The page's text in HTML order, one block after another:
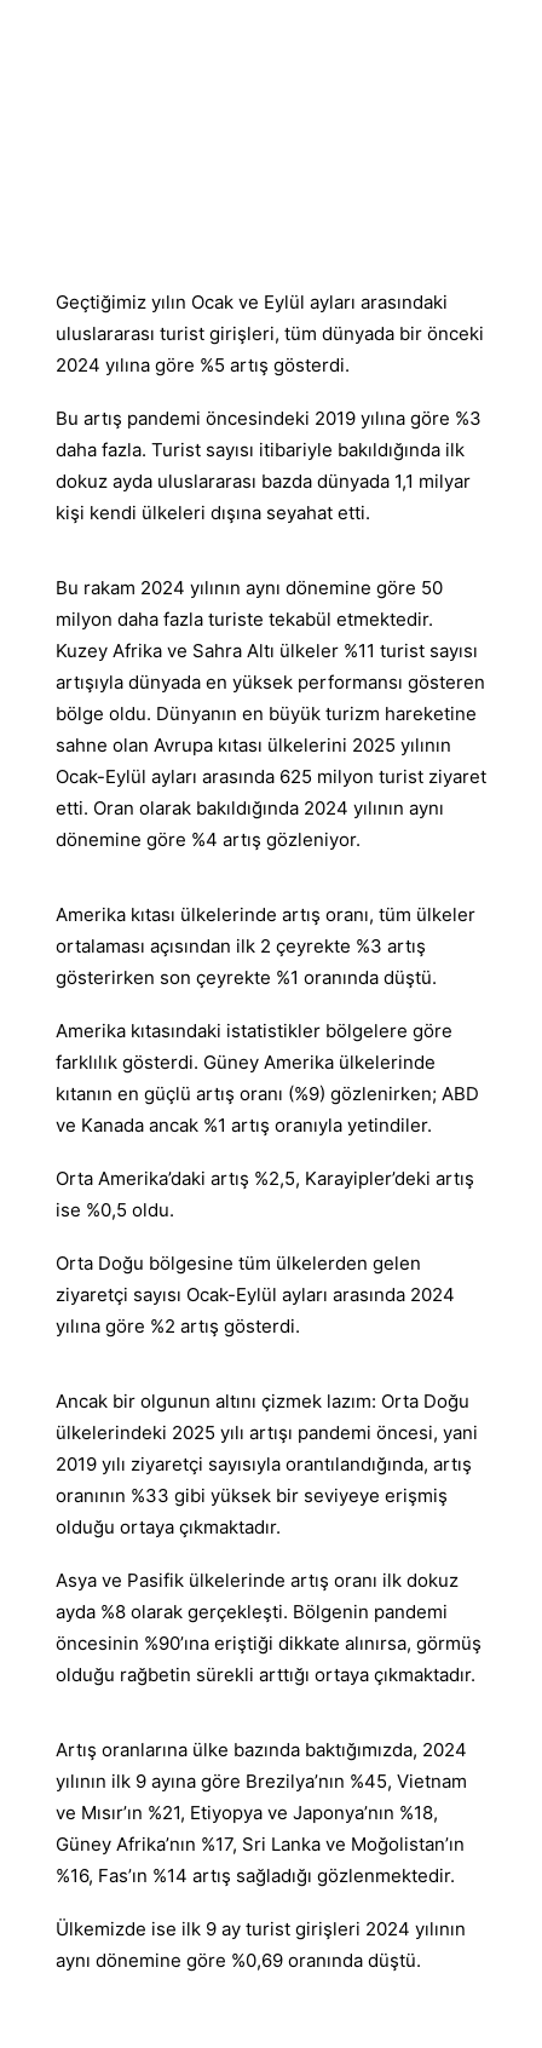
Geçtiğimiz yılın Ocak ve Eylül ayları arasındaki
uluslararası turist girişleri, tüm dünyada bir önceki
2024 yılına göre %5 artış gösterdi.
Bu artış pandemi öncesindeki 2019 yılına göre %3
daha fazla. Turist sayısı itibariyle bakıldığında ilk
dokuz ayda uluslararası bazda dünyada 1,1 milyar
kişi kendi ülkeleri dışına seyahat etti.
Bu rakam 2024 yılının aynı dönemine göre 50
milyon daha fazla turiste tekabül etmektedir.
Kuzey Afrika ve Sahra Altı ülkeler %11 turist sayısı
artışıyla dünyada en yüksek performansı gösteren
bölge oldu. Dünyanın en büyük turizm hareketine
sahne olan Avrupa kıtası ülkelerini 2025 yılının
Ocak-Eylül ayları arasında 625 milyon turist ziyaret
etti. Oran olarak bakıldığında 2024 yılının aynı
dönemine göre %4 artış gözleniyor.
Amerika kıtası ülkelerinde artış oranı, tüm ülkeler
ortalaması açısından ilk 2 çeyrekte %3 artış
gösterirken son çeyrekte %1 oranında düştü.
Amerika kıtasındaki istatistikler bölgelere göre
farklılık gösterdi. Güney Amerika ülkelerinde
kıtanın en güçlü artış oranı (%9) gözlenirken; ABD
ve Kanada ancak %1 artış oranıyla yetindiler.
Orta Amerika’daki artış %2,5, Karayipler’deki artış
ise %0,5 oldu.
Orta Doğu bölgesine tüm ülkelerden gelen
ziyaretçi sayısı Ocak-Eylül ayları arasında 2024
yılına göre %2 artış gösterdi.
Ancak bir olgunun altını çizmek lazım: Orta Doğu
ülkelerindeki 2025 yılı artışı pandemi öncesi, yani
2019 yılı ziyaretçi sayısıyla orantılandığında, artış
oranının %33 gibi yüksek bir seviyeye erişmiş
olduğu ortaya çıkmaktadır.
Asya ve Pasifik ülkelerinde artış oranı ilk dokuz
ayda %8 olarak gerçekleşti. Bölgenin pandemi
öncesinin %90’ına eriştiği dikkate alınırsa, görmüş
olduğu rağbetin sürekli arttığı ortaya çıkmaktadır.
Artış oranlarına ülke bazında baktığımızda, 2024
yılının ilk 9 ayına göre Brezilya’nın %45, Vietnam
ve Mısır’ın %21, Etiyopya ve Japonya’nın %18,
Güney Afrika’nın %17, Sri Lanka ve Moğolistan’ın
%16, Fas’ın %14 artış sağladığı gözlenmektedir.
Ülkemizde ise ilk 9 ay turist girişleri 2024 yılının
aynı dönemine göre %0,69 oranında düştü.